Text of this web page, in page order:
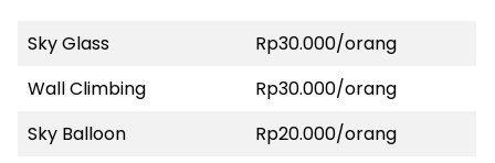
Sky Glass
Rp30.000/orang
Wall Climbing
Rp30.000/orang
Sky Balloon
Rp20.000/orang